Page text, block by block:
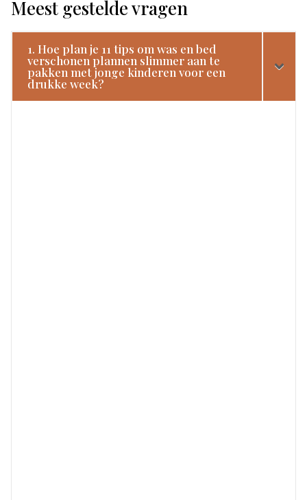
Meest gestelde vragen
1. Hoe plan je 11 tips om was en bed
verschonen plannen slimmer aan te
pakken met jonge kinderen voor een
drukke week?